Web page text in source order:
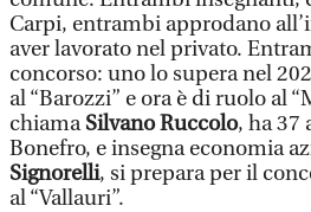
Carpi, entrambi approdano
aver lavorato nel privato.
concorso: uno lo supera nel
al “Barozzi” e ora è di ruolo al
chiamaSilvano Ruccolo, ha 37
Bonefro, e insegna economia
Signorelli, si prepara per il
al “Vallauri”.